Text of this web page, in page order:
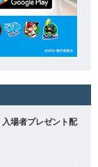
場者プレゼント配